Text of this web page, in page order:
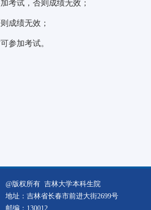
考试，否则成绩无效；
成绩无效；
参加考试。
@版权所有 吉林大学本科生院
地址：吉林省长春市前进大街2699号
邮编：130012